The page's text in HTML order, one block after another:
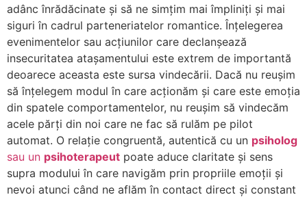
adânc înrădăcinate și să ne simțim mai împliniți și mai
siguri în cadrul parteneriatelor romantice. Înțelegerea
evenimentelor sau acțiunilor care declanșează
insecuritatea atașamentului este extrem de importantă
deoarece aceasta este sursa vindecării. Dacă nu reușim
să înțelegem modul în care acționăm și care este emoția
din spatele comportamentelor, nu reușim să vindecăm
acele părți din noi care ne fac să rulăm pe pilot
automat. O relație congruentă, autentică cu un psiholog
sau un psihoterapeut poate aduce claritate și sens
supra modului în care navigăm prin propriile emoții și
nevoi atunci când ne aflăm în contact direct și constant